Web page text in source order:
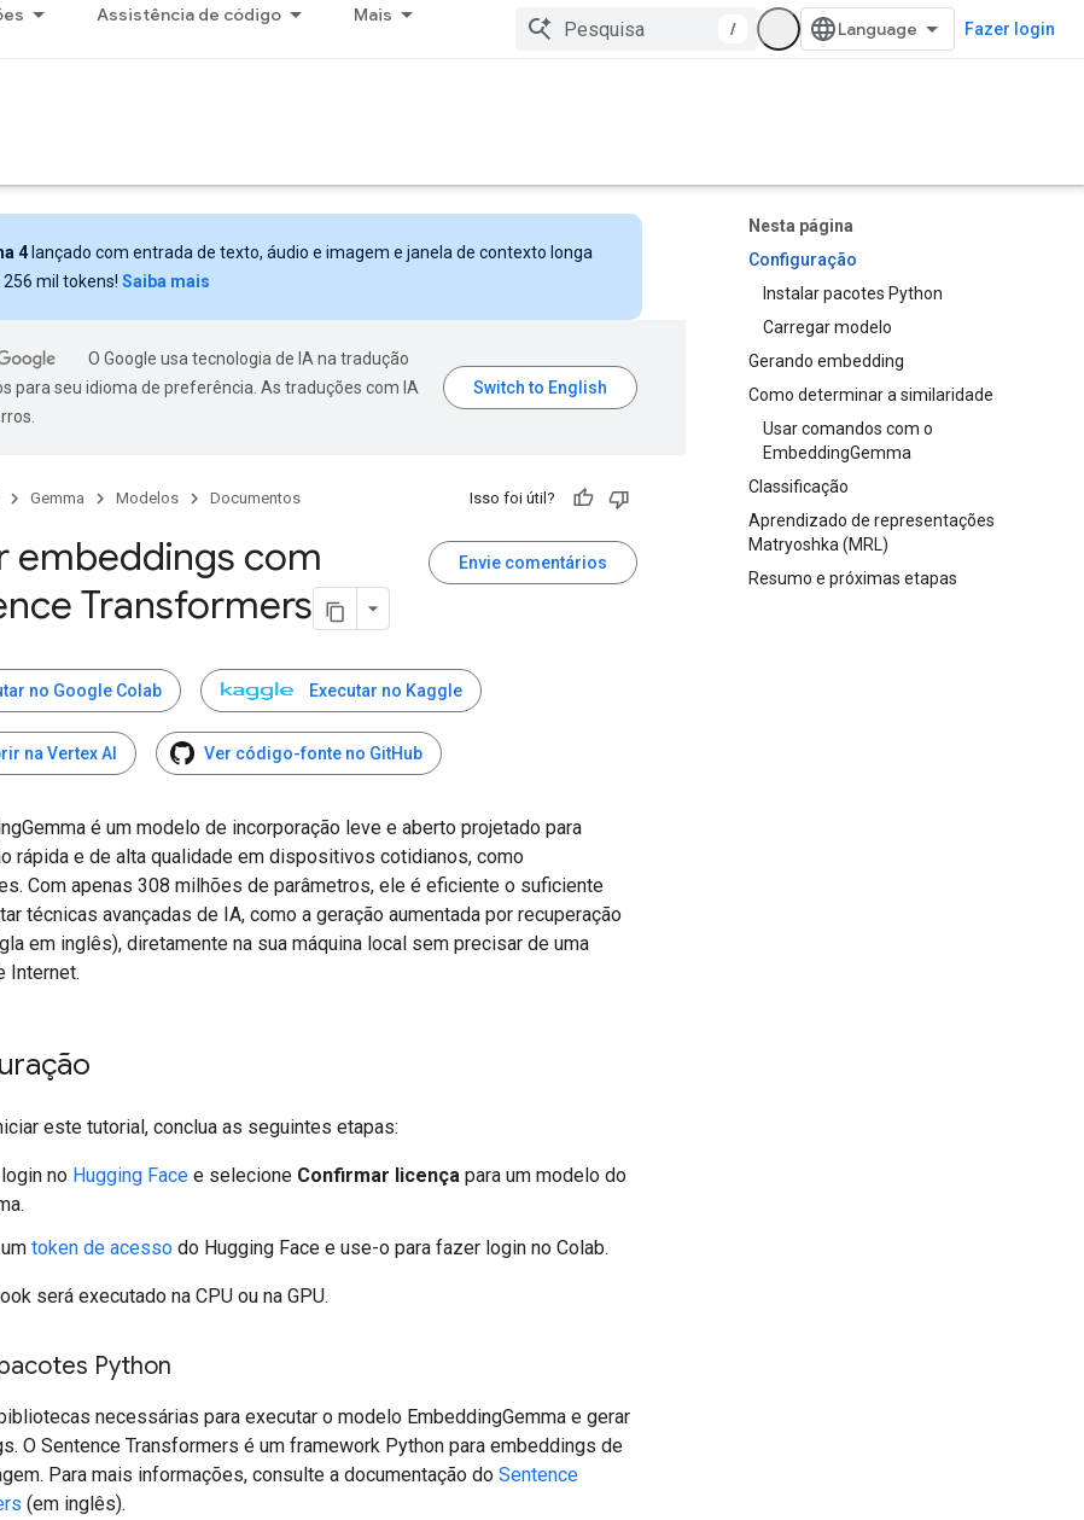
Assistência de código Mais
/ Fazer login
Nesta página
Configuração
Instalar pacotes Python
Carregar modelo
Gerando embedding
Como determinar a similaridade
Usar comandos com o
EmbeddingGemma
Classificação
Aprendizado de representações
Matryoshka (MRL)
Resumo e próximas etapas
4 lançado com entrada de texto, áudio e imagem e janela de contexto longa
mil tokens! Saiba mais
O Google usa tecnologia de IA na tradução
para seu idioma de preferência. As traduções com IA
Gemma Modelos Documentos Isso foi útil?
Envie comentários
embeddings com
Transformers
no Google Colab Executar no Kaggle
na Vertex AI Ver código-fonte no GitHub
é um modelo de incorporação leve e aberto projetado para
rápida e de alta qualidade em dispositivos cotidianos, como
Com apenas 308 milhões de parâmetros, ele é eficiente o suficiente
técnicas avançadas de IA, como a geração aumentada por recuperação
em inglês), diretamente na sua máquina local sem precisar de uma
Internet.
este tutorial, conclua as seguintes etapas:
no Hugging Face e selecione Confirmar licença para um modelo do
token de acesso do Hugging Face e use-o para fazer login no Colab.
será executado na CPU ou na GPU.
Python
necessárias para executar o modelo EmbeddingGemma e gerar
O Sentence Transformers é um framework Python para embeddings de
Para mais informações, consulte a documentação do Sentence
(em inglês).